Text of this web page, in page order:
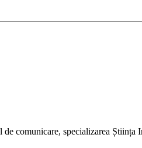
comunicare, specializarea